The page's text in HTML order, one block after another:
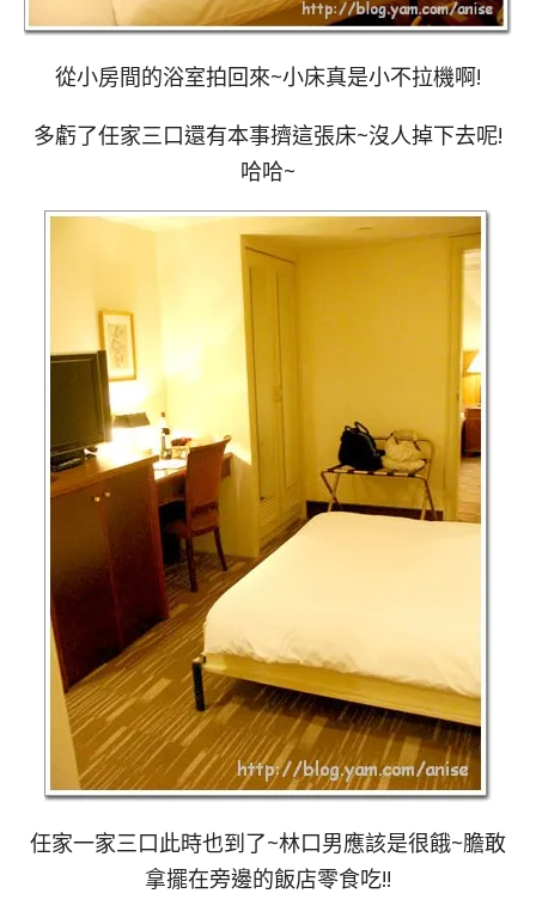
從小房間的浴室拍回來~小床真是小不拉機啊!
多虧了任家三口還有本事擠這張床~沒人掉下去呢!
哈哈~
任家一家三口此時也到了~林口男應該是很餓~膽敢
拿擺在旁邊的飯店零食吃!!